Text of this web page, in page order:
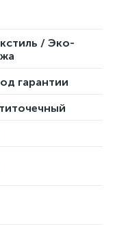
/ Эко-
гарантии